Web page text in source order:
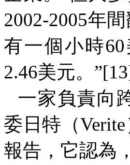
2002-2005年
有一個小時60
2.46美元。”
一家負責向
委日特（Verite
報告，它認為